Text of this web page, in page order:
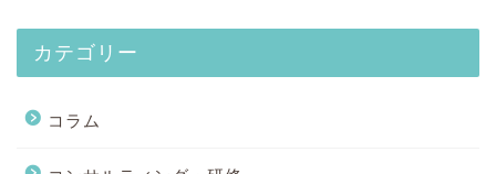
カテゴリー
コラム